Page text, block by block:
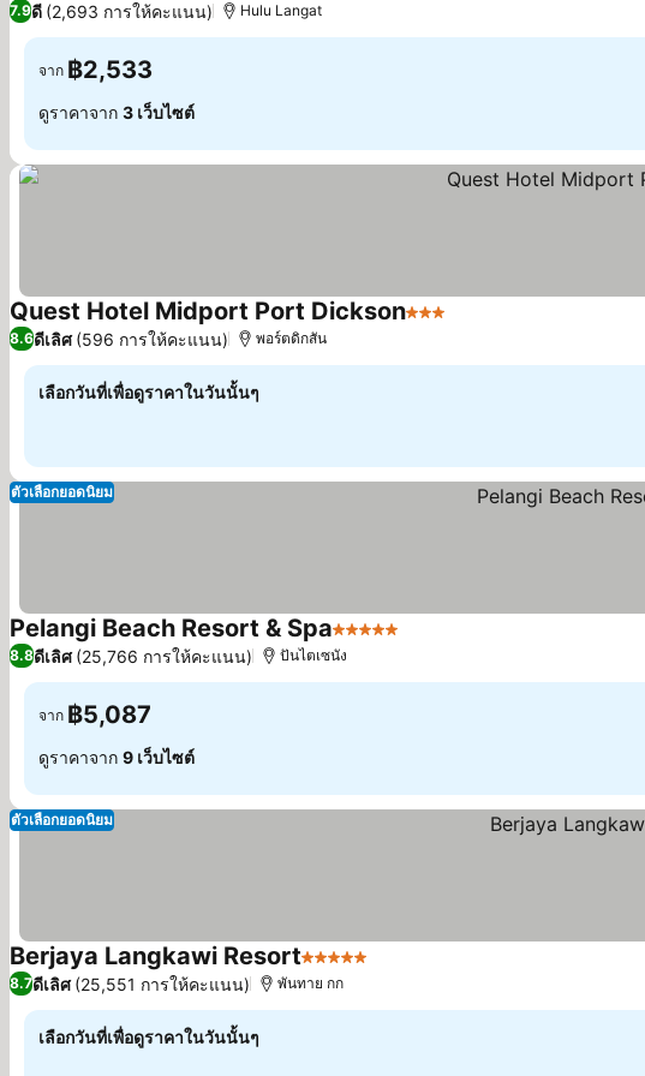
7.9ดี (2,693 การให้คะแนน) Hulu Langat
จาก ฿2,533
ดูราคาจาก 3 เว็บไซต์
Quest Hotel Midport Port Dickson3 ดาว
8.6ดีเลิศ (596 การให้คะแนน) พอร์ตดิกสัน
เลือกวันที่เพื่อดูราคาในวันนั้นๆ
ตัวเลือกยอดนิยม
Pelangi Beach Resort & Spa5 ดาว
8.8ดีเลิศ (25,766 การให้คะแนน) ปันไตเซนัง
จาก ฿5,087
ดูราคาจาก 9 เว็บไซต์
ตัวเลือกยอดนิยม
Berjaya Langkawi Resort5 ดาว
8.7ดีเลิศ (25,551 การให้คะแนน) พันทาย กก
เลือกวันที่เพื่อดูราคาในวันนั้นๆ